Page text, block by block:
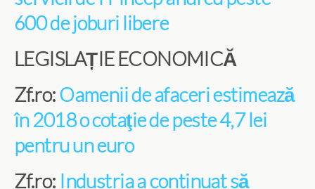
600 de joburi libere
LEGISLAȚIE ECONOMICĂ
Zf.ro:Oamenii de afaceri estimează
în 2018 o cotaţie de peste 4,7 lei
pentru un euro
Zf.ro: Industria a continuat să